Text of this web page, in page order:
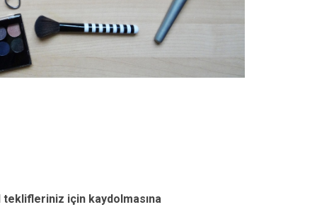
için kaydolmasına